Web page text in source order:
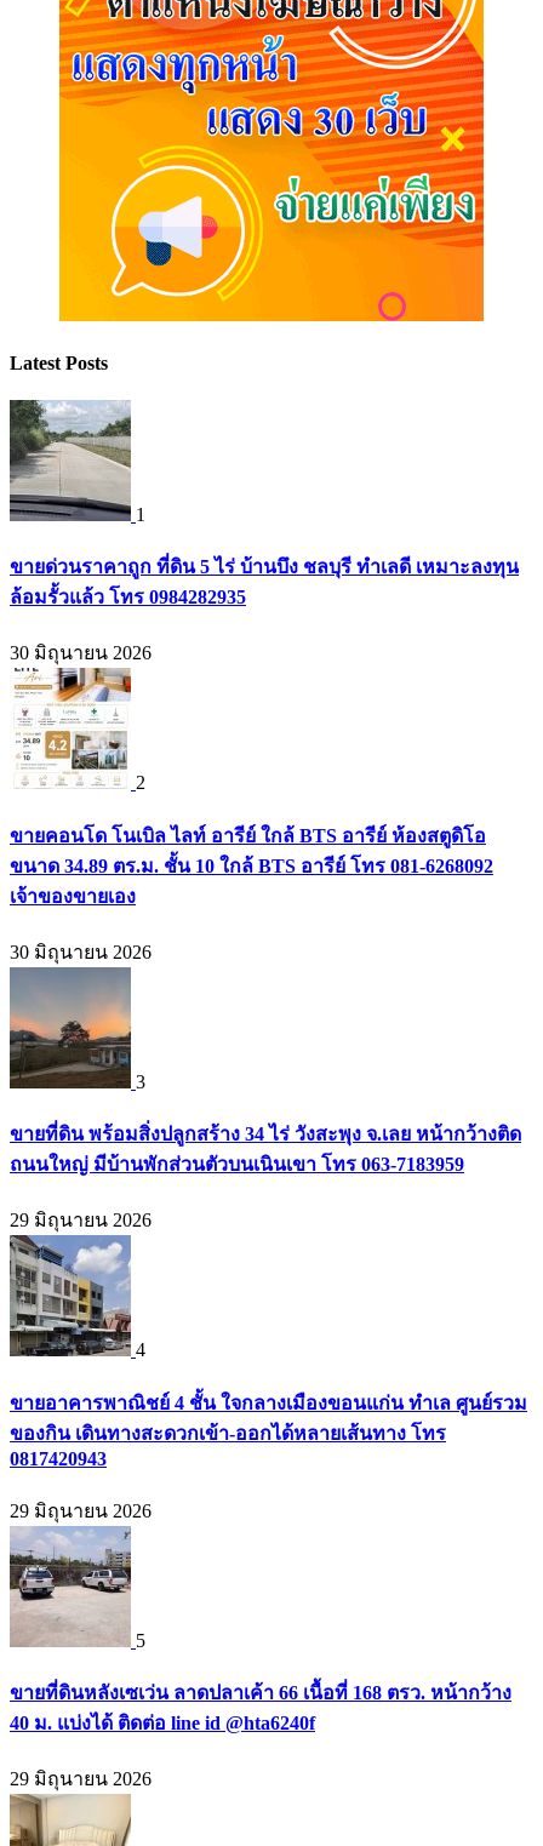
Latest Posts
1
ขายด่วนราคาถูก ที่ดิน 5 ไร่ บ้านบึง ชลบุรี ทำเลดี เหมาะลงทุน
ล้อมรั้วแล้ว โทร 0984282935
30 มิถุนายน 2026
2
ขายคอนโด โนเบิล ไลท์ อารีย์ ใกล้ BTS อารีย์ ห้องสตูดิโอ
ขนาด 34.89 ตร.ม. ชั้น 10 ใกล้ BTS อารีย์ โทร 081-6268092
เจ้าของขายเอง
30 มิถุนายน 2026
3
ขายที่ดิน พร้อมสิ่งปลูกสร้าง 34 ไร่ วังสะพุง จ.เลย หน้ากว้างติด
ถนนใหญ่ มีบ้านพักส่วนตัวบนเนินเขา โทร 063-7183959
29 มิถุนายน 2026
4
ขายอาคารพาณิชย์ 4 ชั้น ใจกลางเมืองขอนแก่น ทำเล ศูนย์รวม
ของกิน เดินทางสะดวกเข้า-ออกได้หลายเส้นทาง โทร
0817420943
29 มิถุนายน 2026
5
ขายที่ดินหลังเซเว่น ลาดปลาเค้า 66 เนื้อที่ 168 ตรว. หน้ากว้าง
40 ม. แบ่งได้ ติดต่อ line id @hta6240f
29 มิถุนายน 2026